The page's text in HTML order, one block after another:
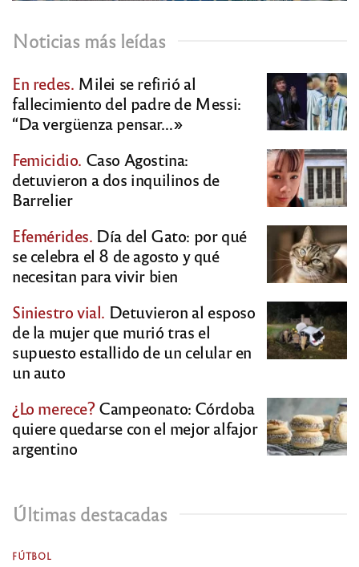
Noticias más leídas
En redes. Milei se refirió al
fallecimiento del padre de Messi:
“Da vergüenza pensar…»
Femicidio. Caso Agostina:
detuvieron a dos inquilinos de
Barrelier
Efemérides. Día del Gato: por qué
se celebra el 8 de agosto y qué
necesitan para vivir bien
Siniestro vial. Detuvieron al esposo
de la mujer que murió tras el
supuesto estallido de un celular en
un auto
¿Lo merece?Campeonato: Córdoba
quiere quedarse con el mejor alfajor
argentino
Últimas destacadas
FÚTBOL